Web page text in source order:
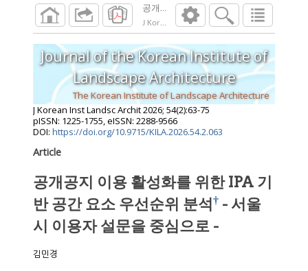
공개공지 이용 활성화를 위한 IPA 기반 공
J Korean Inst Landsc Archit 2026; 54
Journal of the Korean Institute of
Landscape Architecture
The Korean Institute of Landscape Architecture
J Korean Inst Landsc Archit2026; 54(2):63-75
pISSN: 1225-1755, eISSN: 2288-9566
DOI: https://doi.org/10.9715/KILA.2026.54.2.063
Article
공개공지 이용 활성화를 위한 IPA 기
반 공간 요소 우선순위 분석† - 서울
시 이용자 설문을 중심으로 -
김민경